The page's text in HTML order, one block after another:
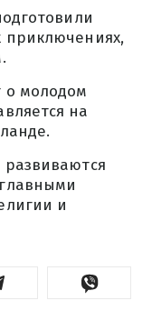
приключениях,
о молодом
на
и